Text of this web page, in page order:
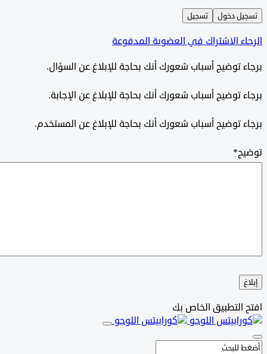
دخول تسجيل
الاشتراك في العضوية المدفوعة
توضيح أسباب شعورك أنك بحاجة للإبلاغ عن السؤال.
توضيح أسباب شعورك أنك بحاجة للإبلاغ عن الإجابة.
توضيح أسباب شعورك أنك بحاجة للإبلاغ عن المستخدم.
*
التطبيق الخاص بك